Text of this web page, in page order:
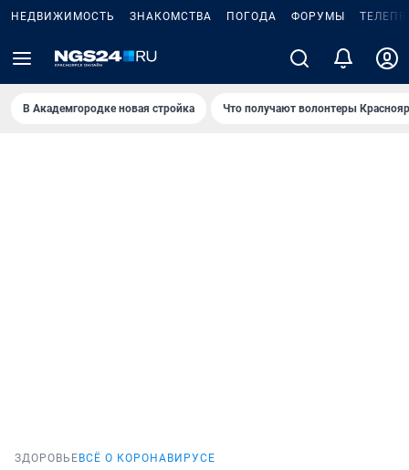
НЕДВИЖИМОСТЬ ЗНАКОМСТВА ПОГОДА ФОРУМЫ
В Академгородке новая стройка Что получают волонтеры
ЗДОРОВЬЕ ВСЁ О КОРОНАВИРУСЕ